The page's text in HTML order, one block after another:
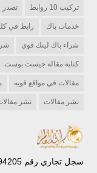
تركيب 10 روابط تصدر
خدمات باك رابط في
شراء باك لينك قوي
كتابة مقالة جيست بوست
مقالات في مواقع قويه
نشر مقالات نشر
سجل تجاري رقم 1009094205